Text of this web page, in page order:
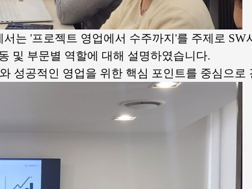
는 '프로젝트 영업에서 수주까지'를 주제로 SW
및 부문별 역할에 대해 설명하였습니다.
성공적인 영업을 위한 핵심 포인트를 중심으로